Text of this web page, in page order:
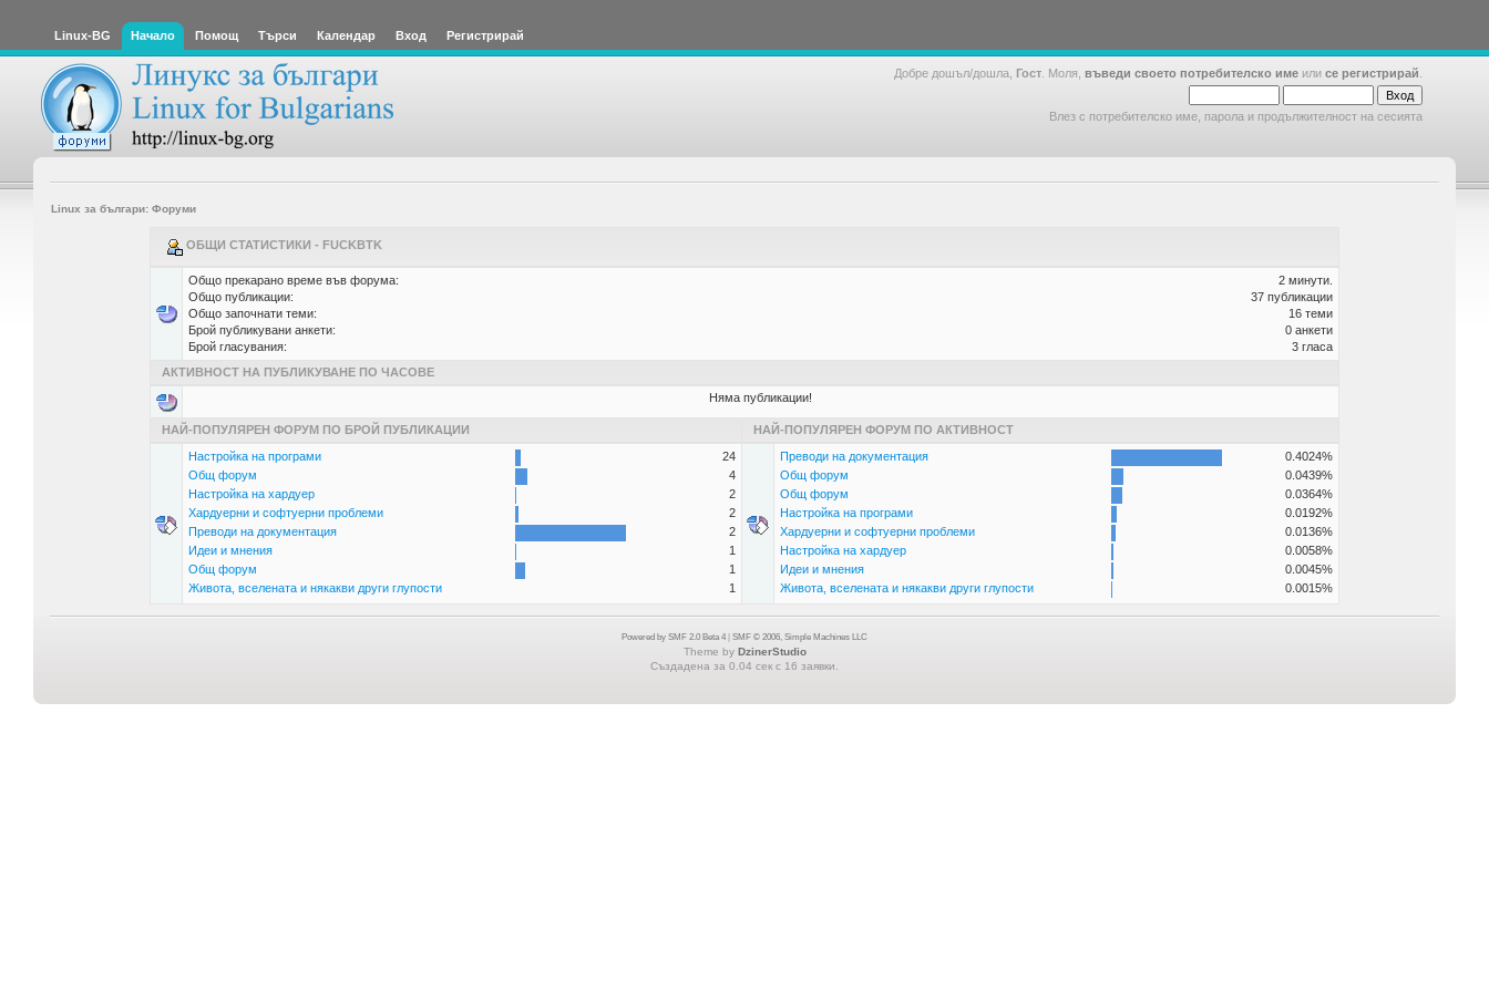
Linux-BG Начало Помощ Търси Календар Вход Регистрирай
Добре дошъл/дошла, Гост . Моля, въведи своето потребителско име или се регистрирай
Влез с потребителско име, парола и продължителност на сесията
Linux за българи: Форуми
ОБЩИ СТАТИСТИКИ - FUCKBTK
Общо прекарано време във форума:
2 минути.
Общо публикации:
37 публикации
Общо започнати теми:
16 теми
Брой публикувани анкети:
0 анкети
Брой гласувания:
3 гласа
АКТИВНОСТ НА ПУБЛИКУВАНЕ ПО ЧАСОВЕ
Няма публикации!
НАЙ-ПОПУЛЯРЕН ФОРУМ ПО БРОЙ ПУБЛИКАЦИИ
НАЙ-ПОПУЛЯРЕН ФОРУМ ПО АКТИВНОСТ
Настройка на програми
24
Общ форум
4
Настройка на хардуер
2
Хардуерни и софтуерни проблеми
2
Преводи на документация
2
Идеи и мнения
1
Общ форум
1
Живота, вселената и някакви други глупости
1
Преводи на документация
0.4024%
Общ форум
0.0439%
Общ форум
0.0364%
Настройка на програми
0.0192%
Хардуерни и софтуерни проблеми
0.0136%
Настройка на хардуер
0.0058%
Идеи и мнения
0.0045%
Живота, вселената и някакви други глупости
0.0015%
Powered by SMF 2.0 Beta 4 SMF © 2006, Simple Machines LLC
Theme by DzinerStudio
Създадена за 0.04 сек с 16 заявки.